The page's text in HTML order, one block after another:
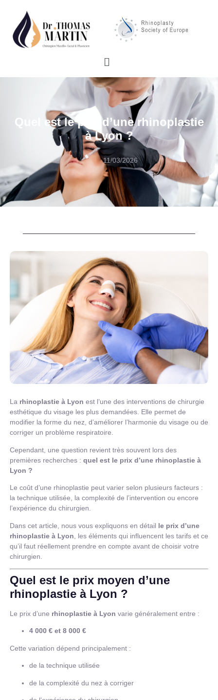
Quel est le prix d’une rhinoplastie
à Lyon ?
11/03/2026
La rhinoplastie à Lyon est l’une des interventions de chirurgie
esthétique du visage les plus demandées. Elle permet de
modifier la forme du nez, d’améliorer l’harmonie du visage ou de
corriger un problème respiratoire.
Cependant, une question revient très souvent lors des
premières recherches : quel est le prix d’une rhinoplastie à
Lyon ?
Le coût d’une rhinoplastie peut varier selon plusieurs facteurs :
la technique utilisée, la complexité de l’intervention ou encore
l’expérience du chirurgien.
Dans cet article, nous vous expliquons en détail le prix d’une
rhinoplastie à Lyon , les éléments qui influencent les tarifs et ce
qu’il faut réellement prendre en compte avant de choisir votre
chirurgien.
Quel est le prix moyen d’une
rhinoplastie à Lyon ?
Le prix d’une rhinoplastie à Lyon varie généralement entre :
4 000 € et 8 000 €
Cette variation dépend principalement :
de la technique utilisée
de la complexité du nez à corriger